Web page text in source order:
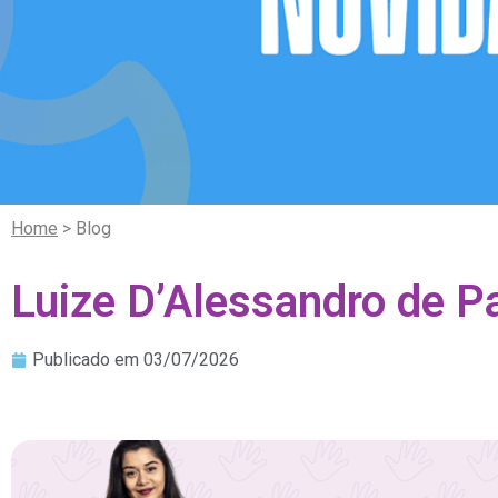
Home > Blog
Luize D’Alessandro de
Publicado em 03/07/2026